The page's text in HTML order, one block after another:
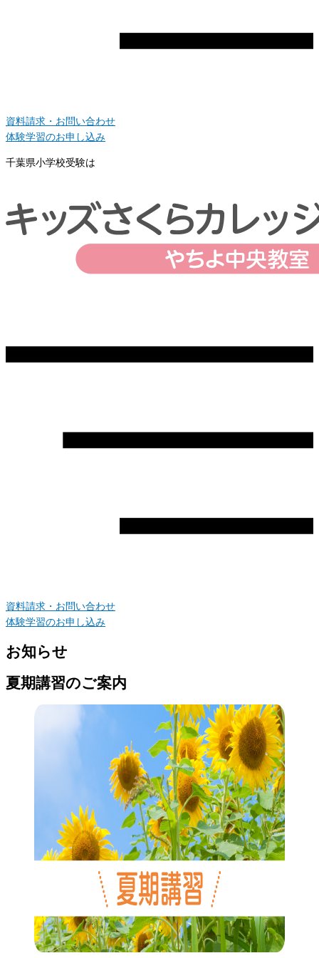
資料請求・お問い合わせ
体験学習のお申し込み
千葉県小学校受験は
資料請求・お問い合わせ
体験学習のお申し込み
お知らせ
夏期講習のご案内